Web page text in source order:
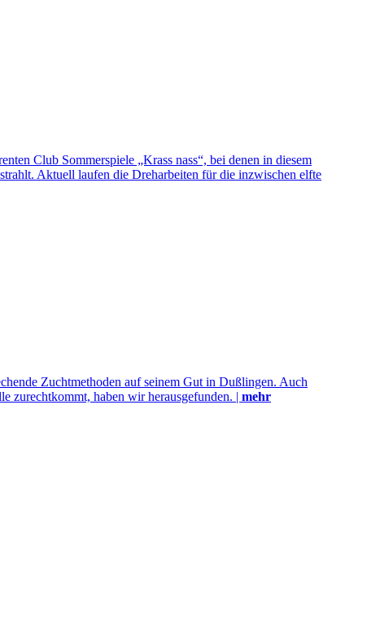
Club Sommerspiele „Krass nass“, bei denen in diesem
Aktuell laufen die Dreharbeiten für die inzwischen elfte
Zuchtmethoden auf seinem Gut in Dußlingen. Auch
zurechtkommt, haben wir herausgefunden. | mehr